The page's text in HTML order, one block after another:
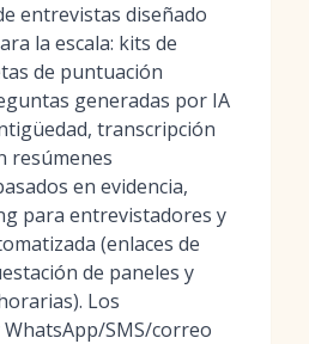
entrevistas diseñado
la escala: kits de
de puntuación
generadas por IA
transcripción
resúmenes
en evidencia,
para entrevistadores y
(enlaces de
de paneles y
Los
SMS/correo